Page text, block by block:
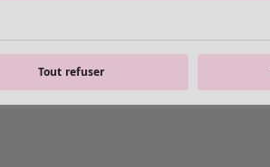
Tout refuser